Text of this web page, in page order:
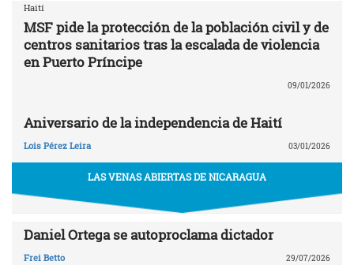
Haití
MSF pide la protección de la población civil y de
centros sanitarios tras la escalada de violencia
en Puerto Príncipe
09/01/2026
Aniversario de la independencia de Haití
Lois Pérez Leira 03/01/2026
LAS VENAS ABIERTAS DE NICARAGUA
Daniel Ortega se autoproclama dictador
Frei Betto 29/07/2026